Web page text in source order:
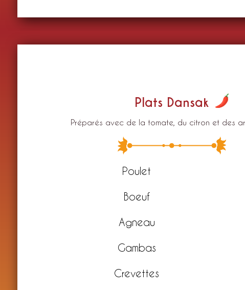
Plats Dansak
Préparés avec de la tomate, du citron et des
Poulet
Boeuf
Agneau
Gambas
Crevettes